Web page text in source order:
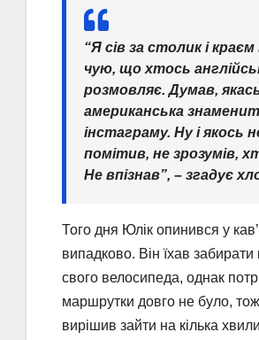
“Я сів за столик і краєм
чую, що хтось
розмовляє. Думав,
американська
інстаграму. Ну і якось
помітив, не зрозумів,
Не впізнав”, – згадує
Того дня Юлік опинився у
випадково. Він їхав забирати
свого велосипеда, однак
маршрутки довго не було,
вирішив зайти на кілька